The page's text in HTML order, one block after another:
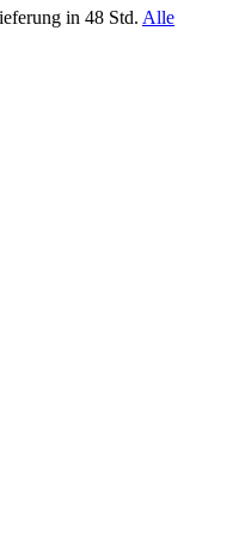
in 48 Std. Alle